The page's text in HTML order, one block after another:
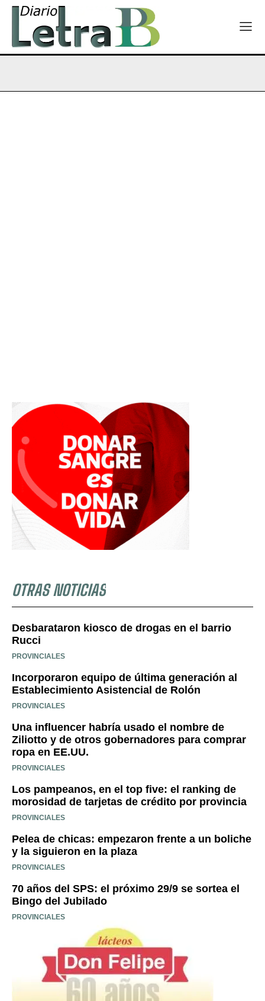
OTRAS NOTICIAS
Desbarataron kiosco de drogas en el barrio
Rucci
PROVINCIALES
Incorporaron equipo de última generación al
Establecimiento Asistencial de Rolón
PROVINCIALES
Una influencer habría usado el nombre de
Ziliotto y de otros gobernadores para comprar
ropa en EE.UU.
PROVINCIALES
Los pampeanos, en el top five: el ranking de
morosidad de tarjetas de crédito por provincia
PROVINCIALES
Pelea de chicas: empezaron frente a un boliche
y la siguieron en la plaza
PROVINCIALES
70 años del SPS: el próximo 29/9 se sortea el
Bingo del Jubilado
PROVINCIALES